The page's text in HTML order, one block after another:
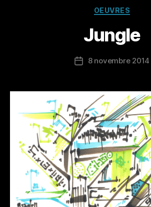
Catégories
OEUVRES
Jungle
Date8 novembre 2014